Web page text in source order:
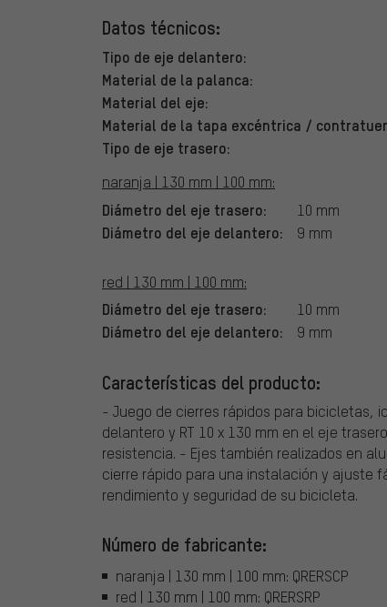
Datos técnicos:
Tipo de eje delantero:
Material de la palanca:
Material del eje:
Material de la tapa excéntrica /
Tipo de eje trasero:
naranja | 130 mm | 100 mm:
Diámetro del eje trasero: 10 mm
Diámetro del eje delantero: 9 mm
red | 130 mm | 100 mm:
Diámetro del eje trasero: 10 mm
Diámetro del eje delantero: 9 mm
Características del producto:
- Juego de cierres rápidos para bicicletas,
delantero y RT 10 x 130 mm en el eje
resistencia. - Ejes también realizados en
cierre rápido para una instalación y ajuste
rendimiento y seguridad de su bicicleta.
Número de fabricante:
naranja | 130 mm | 100 mm: QRERSCP
red | 130 mm | 100 mm: QRERSRP